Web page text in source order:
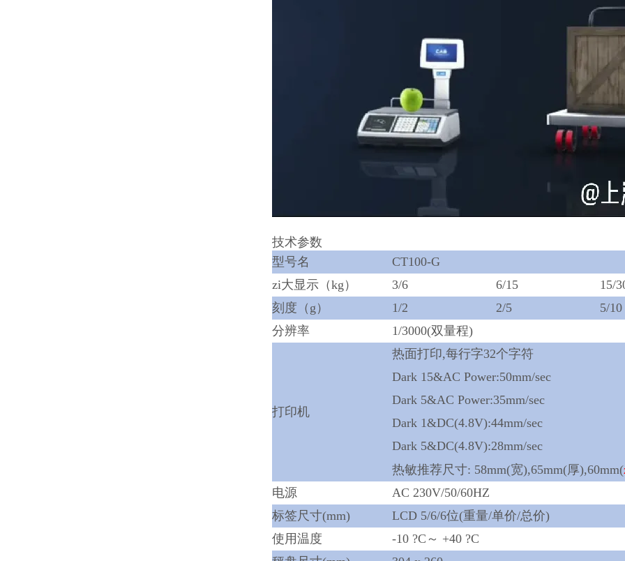
技术参数
型号名
CT100-G
zi大显示（kg）
3/6 6/15
15/
刻度（g）
1/2 2/5
5/10
分辨率
1/3000(双量程)
打印机
热面打印,每行字32个字符
Dark 15&AC Power:50mm/sec
Dark 5&AC Power:35mm/sec
Dark 1&DC(4.8V):44mm/sec
Dark 5&DC(4.8V):28mm/sec
热敏推荐尺寸: 58mm(宽),65mm(厚),60mm(
电源
AC 230V/50/60HZ
标签尺寸(mm)
LCD 5/6/6位(重量/单价/总价)
使用温度
-10 ?C～ +40 ?C